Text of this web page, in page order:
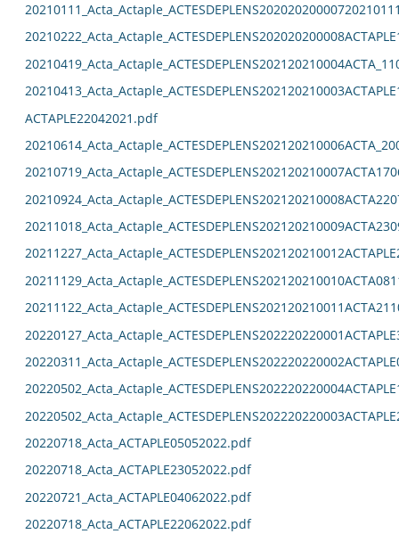
ACTAPLE22042021.pdf
20220718_Acta_ACTAPLE05052022.pdf
20220718_Acta_ACTAPLE23052022.pdf
20220721_Acta_ACTAPLE04062022.pdf
20220718_Acta_ACTAPLE22062022.pdf